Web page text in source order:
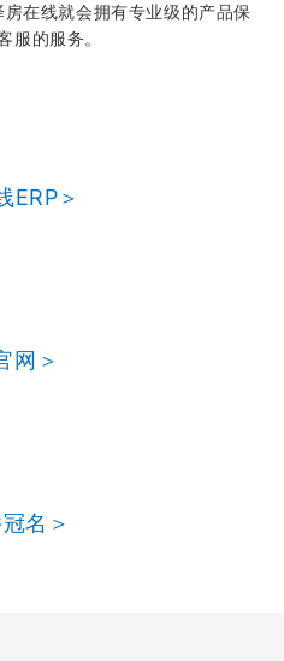
在线就会拥有专业级的产品保
服的服务。
ERP＞
网＞
名＞